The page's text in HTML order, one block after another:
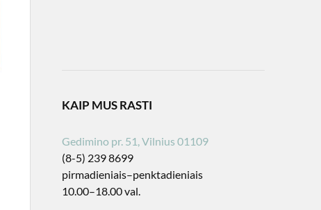
KAIP MUS RASTI
Gedimino pr. 51, Vilnius 01109
(8-5) 239 8699
pirmadieniais–penktadieniais
10.00–18.00 val.